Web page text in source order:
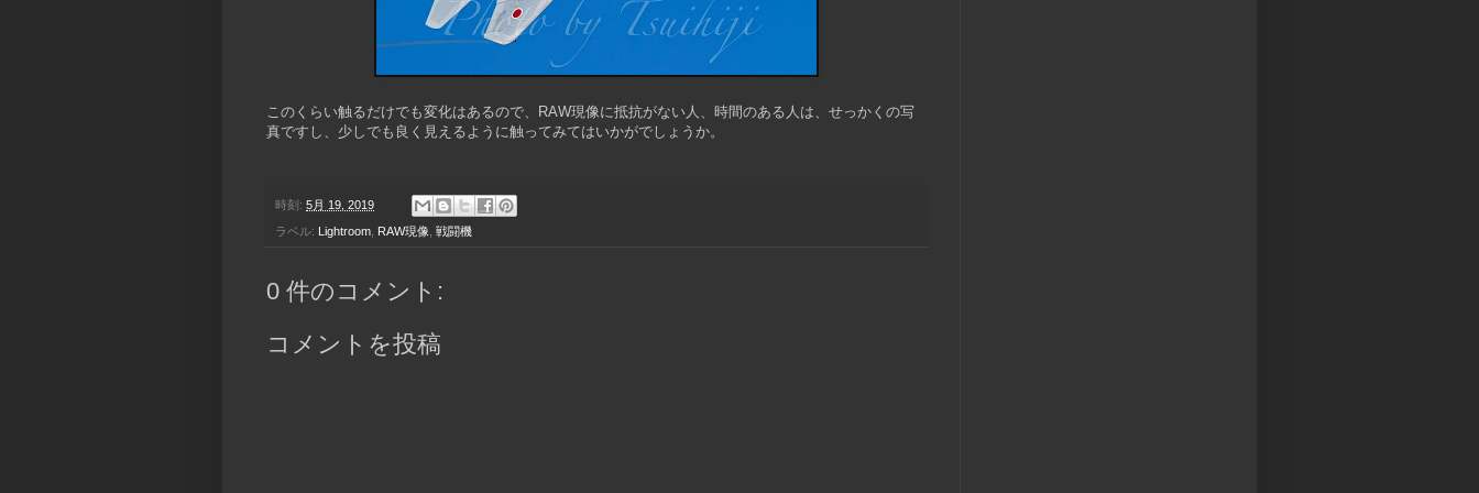
このくらい触るだけでも変化はあるので、RAW現像に抵抗がない人、時間のある人は、せっかくの写
真ですし、少しでも良く見えるように触ってみてはいかがでしょうか。
時刻: 5月 19, 2019
ラベル: Lightroom, RAW現像, 戦闘機
0 件のコメント:
コメントを投稿